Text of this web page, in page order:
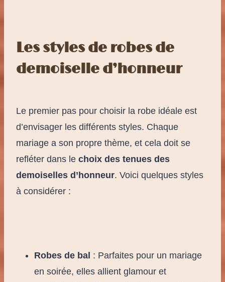
Les styles de robes de
demoiselle d’honneur
Le premier pas pour choisir la robe idéale est
d’envisager les différents styles. Chaque
mariage a son propre thème, et cela doit se
refléter dans le choix des tenues des
demoiselles d’honneur. Voici quelques styles
à considérer :
Robes de bal : Parfaites pour un mariage
en soirée, elles allient glamour et